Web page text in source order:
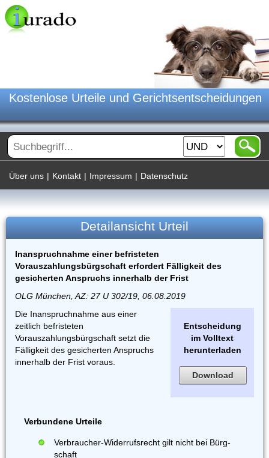
Kostenlose Urteile und Gerichtsentscheidungen
Über uns | Kontakt | Impressum | Datenschutz
Detailansicht Urteil
Inanspruchnahme einer befristeten
Vorauszahlungsbürgschaft erfordert Fälligkeit des
gesicherten Anspruchs innerhalb der Frist
OLG München, AZ: 27 U 302/19, 06.08.2019
Entscheidung
im Volltext
herunterladen
Download
Die Inanspruchnahme aus einer
zeitlich befristeten
Vorauszahlungsbürgschaft setzt die
Fälligkeit des gesicherten Anspruchs
innerhalb der Frist voraus.
Verbundene Urteile
Ver­brau­cher-Wider­rufs­recht gilt nicht bei Bürg­
schaft